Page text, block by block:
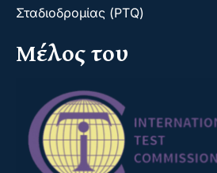
Σταδιοδρομίας (PTQ)
Μέλος του